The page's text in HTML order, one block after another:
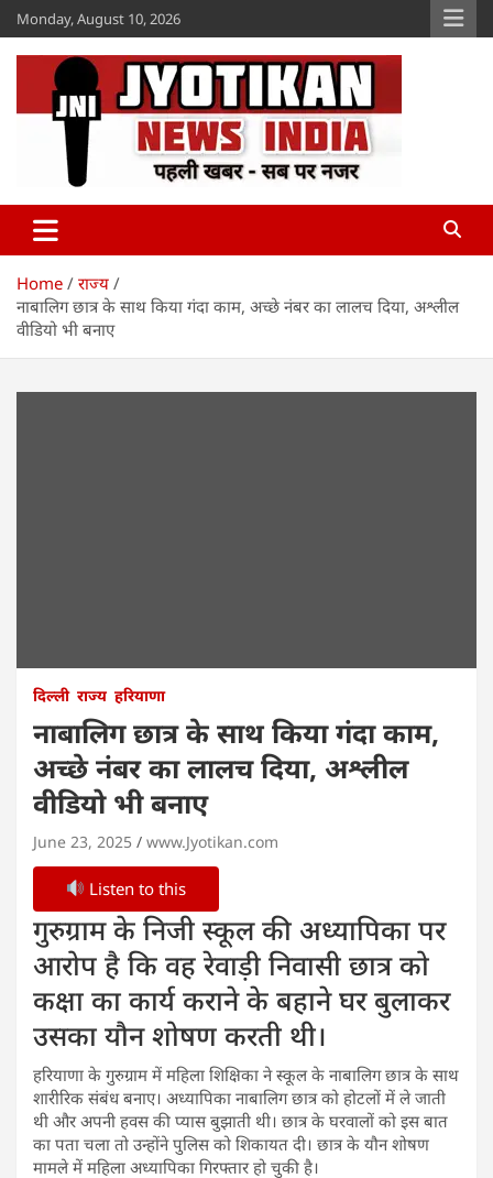
Skip
to
content
Monday, August 10, 2026
Jyotikan
Home
राज्य
नाबालिग छात्र के साथ किया गंदा काम, अच्छे नंबर का लालच दिया, अश्लील
वीडियो भी बनाए
दिल्ली राज्य हरियाणा
नाबालिग छात्र के साथ किया गंदा काम,
अच्छे नंबर का लालच दिया, अश्लील
वीडियो भी बनाए
June 23, 2025 www.Jyotikan.com
Listen to this
गुरुग्राम के निजी स्कूल की अध्यापिका पर
आरोप है कि वह रेवाड़ी निवासी छात्र को
कक्षा का कार्य कराने के बहाने घर बुलाकर
उसका यौन शोषण करती थी।
हरियाणा के गुरुग्राम में महिला शिक्षिका ने स्कूल के नाबालिग छात्र के साथ
शारीरिक संबंध बनाए। अध्यापिका नाबालिग छात्र को होटलों में ले जाती
थी और अपनी हवस की प्यास बुझाती थी। छात्र के घरवालों को इस बात
का पता चला तो उन्होंने पुलिस को शिकायत दी। छात्र के यौन शोषण
मामले में महिला अध्यापिका गिरफ्तार हो चुकी है।